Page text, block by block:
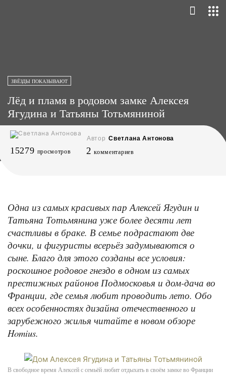
ЗВЁЗДЫ ПОКАЗЫВАЮТ
Лёд и пламя в родовом замке Алексея
Ягудина и Татьяны Тотьмяниной
Автор Светлана Антонова
15279 просмотров 2 комментариев
Одна из самых красивых пар Алексей Ягудин и
Татьяна Тотьмянина уже более десяти лет
счастливы в браке. В семье подрастают две
дочки, и фигуристы всерьёз задумываются о
сыне. Благо для этого созданы все условия:
роскошное родовое гнездо в одном из самых
престижных районов Подмосковья и дом-дача во
Франции, где семья любит проводить лето. Обо
всех особенностях дизайна отечественного и
зарубежного жилья читайте в новом обзоре
Homius.
В свободное время Алексей с семьёй любит отдыхать в своём замке во Франции